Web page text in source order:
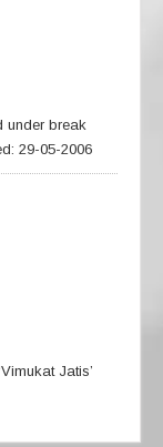
under break
29-05-2006
Jatis’